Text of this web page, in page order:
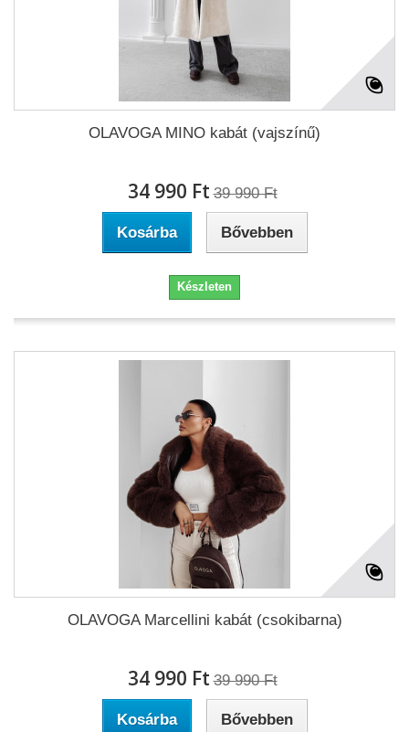
OLAVOGA MINO kabát (vajszínű)
34 990 Ft‎ 39 990 Ft‎
Kosárba Bővebben
Készleten
OLAVOGA Marcellini kabát (csokibarna)
34 990 Ft‎ 39 990 Ft‎
Kosárba Bővebben